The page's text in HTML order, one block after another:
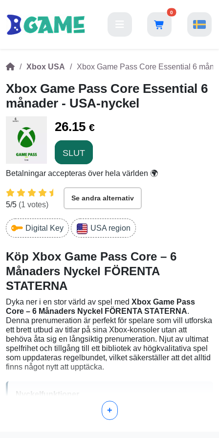
0
Xbox USA Xbox Game Pass Core Essential 6
Xbox Game Pass Core Essential 6
månader - USA-nyckel
26.15 €
SLUT
Betalningar accepteras över hela världen 🌍
5/5 (1 votes)
Se andra alternativ
Digital Key USA region
Köp Xbox Game Pass Core – 6
Månaders Nyckel FÖRENTA
STATERNA
Dyka ner i en stor värld av spel med Xbox Game Pass
Core – 6 Månaders Nyckel FÖRENTA STATERNA.
Denna prenumeration är perfekt för spelare som vill utforska
ett brett utbud av titlar på sina Xbox-konsoler utan att
behöva åta sig en långsiktig prenumeration. Njut av ultimat
spelfrihet och tillgång till ett bibliotek av högkvalitativa spel
som uppdateras regelbundet, vilket säkerställer att det alltid
finns något nytt att upptäcka.
Nyckelfunktioner
Omfattande Spelbibliotek:Få omedelbar tillgång till
+